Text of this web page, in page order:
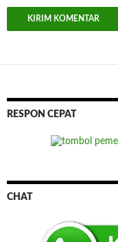
RESPON CEPAT
CHAT